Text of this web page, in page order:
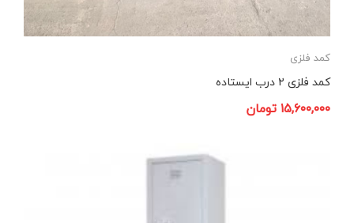
کمد فلزی
کمد فلزی ۲ درب ایستاده
۱۵,۶۰۰,۰۰۰تومان